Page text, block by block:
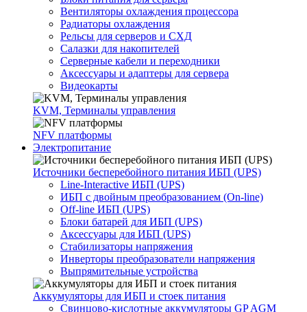
Вентиляторы охлаждения процессора
Радиаторы охлаждения
Рельсы для серверов и СХД
Салазки для накопителей
Серверные кабели и переходники
Аксессуары и адаптеры для сервера
Видеокарты
KVM, Терминалы управления
NFV платформы
Электропитание
Источники бесперебойного питания ИБП (UPS)
Line-Interactive ИБП (UPS)
ИБП с двойным преобразованием (On-line)
Off-line ИБП (UPS)
Блоки батарей для ИБП (UPS)
Аксессуары для ИБП (UPS)
Стабилизаторы напряжения
Инверторы преобразователи напряжения
Выпрямительные устройства
Аккумуляторы для ИБП и стоек питания
Свинцово-кислотные аккумуляторы GP AGM